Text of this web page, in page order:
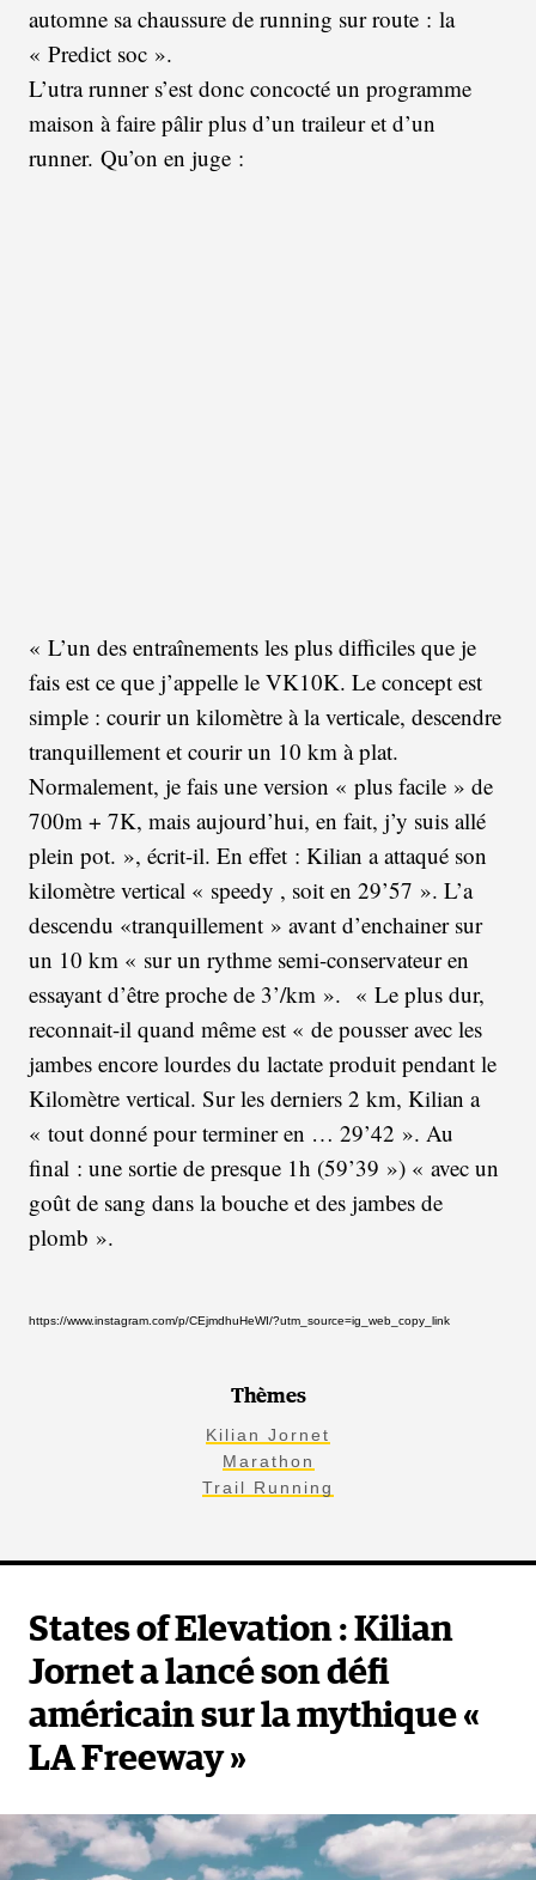
automne sa chaussure de running sur route : la
« Predict soc ».
L’utra runner s’est donc concocté un programme
maison à faire pâlir plus d’un traileur et d’un
runner. Qu’on en juge :
« L’un des entraînements les plus difficiles que je
fais est ce que j’appelle le VK10K. Le concept est
simple : courir un kilomètre à la verticale, descendre
tranquillement et courir un 10 km à plat.
Normalement, je fais une version « plus facile » de
700m + 7K, mais aujourd’hui, en fait, j’y suis allé
plein pot. », écrit-il. En effet : Kilian a attaqué son
kilomètre vertical « speedy , soit en 29’57 ». L’a
descendu «tranquillement » avant d’enchainer sur
un 10 km « sur un rythme semi-conservateur en
essayant d’être proche de 3’/km ». « Le plus dur,
reconnait-il quand même est « de pousser avec les
jambes encore lourdes du lactate produit pendant le
Kilomètre vertical. Sur les derniers 2 km, Kilian a
« tout donné pour terminer en … 29’42 ». Au
final : une sortie de presque 1h (59’39 ») « avec un
goût de sang dans la bouche et des jambes de
plomb ».
https://www.instagram.com/p/CEjmdhuHeWI/?utm_source=ig_web_copy_link
Thèmes
Kilian Jornet
Marathon
Trail Running
States of Elevation : Kilian
Jornet a lancé son défi
américain sur la mythique «
LA Freeway »